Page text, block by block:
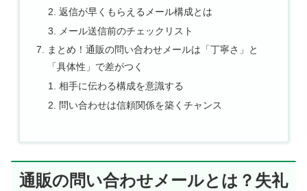
返信が早くもらえるメール構成とは
メール送信前のチェックリスト
まとめ！通販の問い合わせメールは「丁寧さ」と
「具体性」で差がつく
相手に伝わる構成を意識する
問い合わせは信頼関係を築くチャンス
通販の問い合わせメールとは？失礼